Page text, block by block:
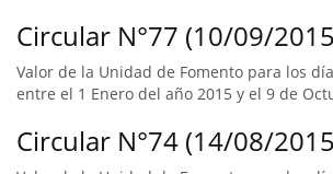
Circular N°77 (10/09/
Valor de la Unidad de Fomento para los
entre el 1 Enero del año 2015 y el 9 de
Circular N°74 (14/08/